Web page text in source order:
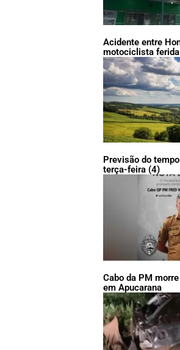
Acidente entre
motociclista
Previsão do
terça-feira (4)
Cabo da PM
em Apucarana